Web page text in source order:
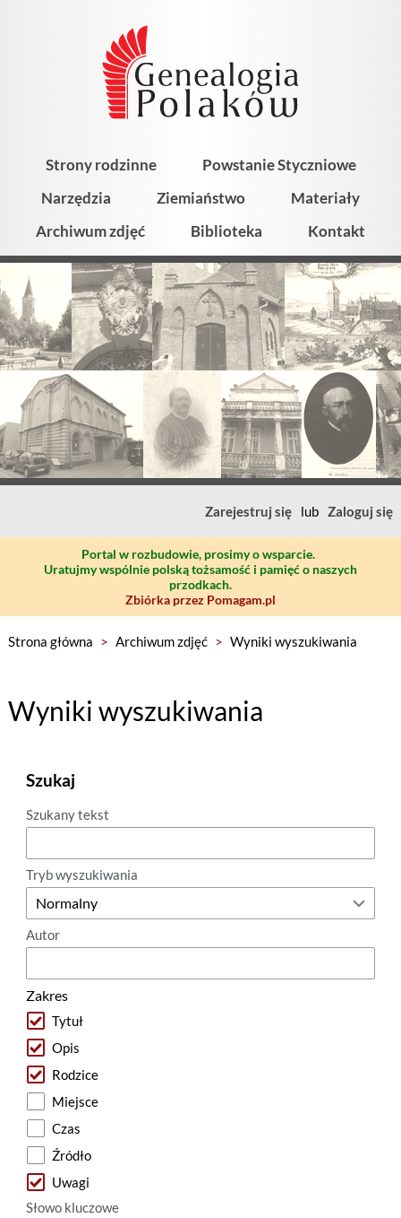
Strony rodzinne
Powstanie Styczniowe
Narzędzia
Ziemiaństwo
Materiały
Archiwum zdjęć
Biblioteka Kontakt
Zarejestruj się lub Zaloguj się
Portal w rozbudowie, prosimy o wsparcie.
Uratujmy wspólnie polską tożsamość i pamięć o naszych
przodkach.
Zbiórka przez Pomagam.pl
Strona główna > Archiwum zdjęć > Wyniki wyszukiwania
Wyniki wyszukiwania
Szukaj
Szukany tekst
Tryb wyszukiwania
Autor
Zakres
Tytuł
Opis
Rodzice
Miejsce
Czas
Źródło
Uwagi
Słowo kluczowe